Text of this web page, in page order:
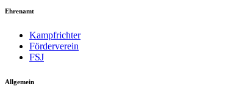
Ehrenamt
Kampfrichter
Förderverein
FSJ
Allgemein